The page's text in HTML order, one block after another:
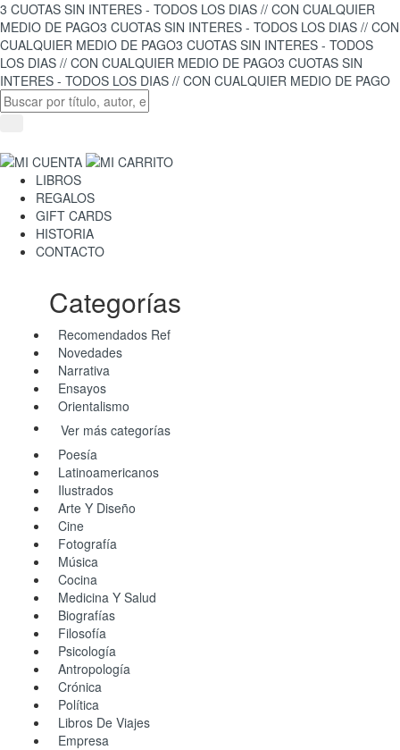
3 CUOTAS SIN INTERES - TODOS LOS DIAS // CON CUALQUIER
MEDIO DE PAGO3 CUOTAS SIN INTERES - TODOS LOS DIAS // CON
CUALQUIER MEDIO DE PAGO3 CUOTAS SIN INTERES - TODOS
LOS DIAS // CON CUALQUIER MEDIO DE PAGO3 CUOTAS SIN
INTERES - TODOS LOS DIAS // CON CUALQUIER MEDIO DE PAGO
LIBROS
REGALOS
GIFT CARDS
HISTORIA
CONTACTO
Categorías
Recomendados Ref
Novedades
Narrativa
Ensayos
Orientalismo
Ver más categorías
Poesía
Latinoamericanos
Ilustrados
Arte Y Diseño
Cine
Fotografía
Música
Cocina
Medicina Y Salud
Biografías
Filosofía
Psicología
Antropología
Crónica
Política
Libros De Viajes
Empresa